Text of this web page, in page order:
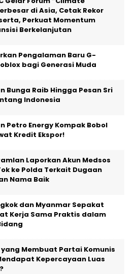
di Asia, Cetak Rekor
Perkuat Momentum
Berkelanjutan
Pengalaman Baru G-
bagi Generasi Muda
Bunga Raib Hingga Pesan Sri
Indonesia
Petro Energy Kompak Bobol
Kredit Ekspor!
Laporkan Akun Medsos
ke Polda Terkait Dugaan
Nama Baik
dan Myanmar Sepakat
Kerja Sama Praktis dalam
yang Membuat Partai Komunis
Kepercayaan Luas